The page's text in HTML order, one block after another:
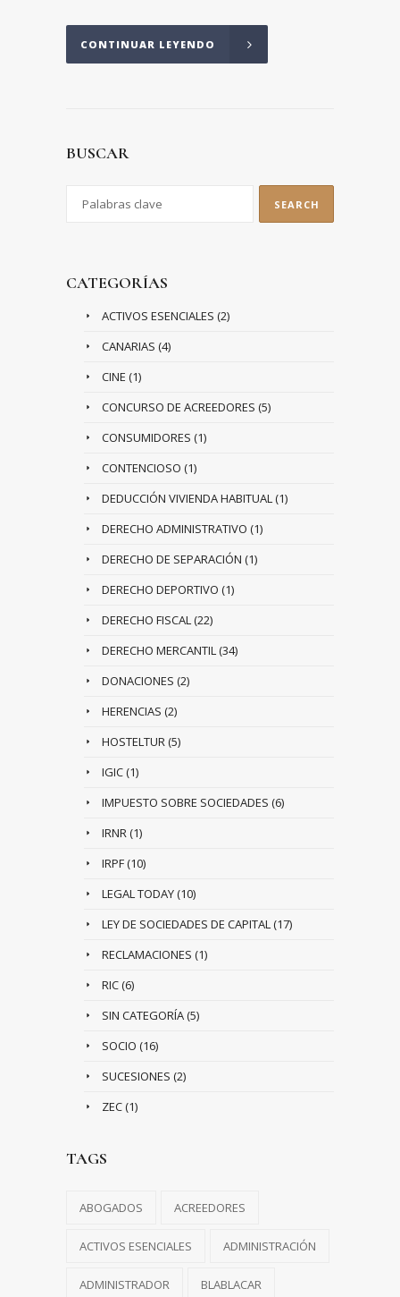
CONTINUAR LEYENDO
BUSCAR
CATEGORÍAS
ACTIVOS ESENCIALES (2)
CANARIAS (4)
CINE (1)
CONCURSO DE ACREEDORES (5)
CONSUMIDORES (1)
CONTENCIOSO (1)
DEDUCCIÓN VIVIENDA HABITUAL(1)
DERECHO ADMINISTRATIVO (1)
DERECHO DE SEPARACIÓN (1)
DERECHO DEPORTIVO (1)
DERECHO FISCAL(22)
DERECHO MERCANTIL(34)
DONACIONES (2)
HERENCIAS (2)
HOSTELTUR(5)
IGIC(1)
IMPUESTO SOBRE SOCIEDADES (6)
IRNR(1)
IRPF(10)
LEGAL TODAY(10)
LEY DE SOCIEDADES DE CAPITAL(17)
RECLAMACIONES (1)
RIC(6)
SIN CATEGORÍA(5)
SOCIO (16)
SUCESIONES (2)
ZEC(1)
TAGS
ABOGADOS ACREEDORES
ACTIVOS ESENCIALES ADMINISTRACIÓN
ADMINISTRADOR BLABLACAR